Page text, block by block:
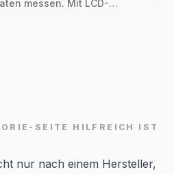
messen. Mit LCD-
SEITE HILFREICH IST
nur nach einem Hersteller,